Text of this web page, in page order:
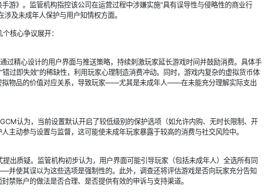
游》。监管机构指控该公司在运营过程中涉嫌实施“具有误导性与侵略性的商业行
及未成年人保护与用户知情权方面。
核心争议展开：
过精心设计的用户界面与推送策略，持续刺激玩家延长游戏时间并鼓励消费。具体手
过即失效”的稀缺性，利用玩家心理制造消费冲动。同时，游戏内复杂的虚拟货币体
拟物品的价值对应关系，导致玩家——尤其是未成年人——在未能充分理解实际支出
认为，当前设置默认开启了较低级别的保护选项（如允许内购、无时长限制、开
主动参与设置与监督，这可能使未成年玩家暴露于较高的消费与社交风险中。
出质疑。监管机构初步认为，用户界面可能引导玩家（包括未成年人）全选所有同
使其误以为这些选项是强制性的。此外，调查还将评估游戏是否向玩家充分告知
禁账户的做法是否合理、是否提供有效的申诉与支持渠道。